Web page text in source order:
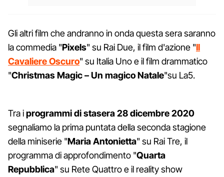
Gli altri film che andranno in onda questa sera saranno
la commedia "Pixels" su Rai Due, il film d'azione "Il
Cavaliere Oscuro" su Italia Uno e il film drammatico
"Christmas Magic – Un magico Natale"su La5.
Tra iprogrammi distasera 28 dicembre 2020
segnaliamo la prima puntata della seconda stagione
della miniserie "Maria Antonietta" su Rai Tre, il
programma di approfondimento "Quarta
Repubblica" su Rete Quattro e il reality show